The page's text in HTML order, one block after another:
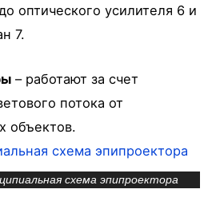
оптического усилителя 6 и
7.
– работают за счет
потока от
объектов.
схема эпипроектора